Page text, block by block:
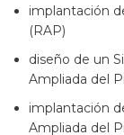
implantación
(RAP)
diseño de un
Ampliada del
implantación
Ampliada del